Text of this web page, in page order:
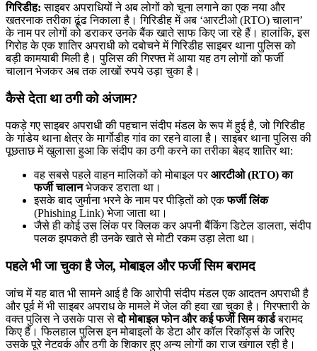
गिरिडीह: साइबर अपराधियों ने अब लोगों को चूना लगाने का एक नया और
खतरनाक तरीका ढूंढ निकाला है। गिरिडीह में अब ‘आरटीओ (RTO) चालान’
के नाम पर लोगों को डराकर उनके बैंक खाते साफ किए जा रहे हैं। हालांकि, इस
गिरोह के एक शातिर अपराधी को दबोचने में गिरिडीह साइबर थाना पुलिस को
बड़ी कामयाबी मिली है। पुलिस की गिरफ्त में आया यह ठग लोगों को फर्जी
चालान भेजकर अब तक लाखों रुपये उड़ा चुका है।
कैसे देता था ठगी को अंजाम?
पकड़े गए साइबर अपराधी की पहचान संदीप मंडल के रूप में हुई है, जो गिरिडीह
के गांडेय थाना क्षेत्र के मार्गोडीह गांव का रहने वाला है। साइबर थाना पुलिस की
पूछताछ में खुलासा हुआ कि संदीप का ठगी करने का तरीका बेहद शातिर था:
वह सबसे पहले वाहन मालिकों को मोबाइल परआरटीओ (RTO) का
फर्जी चालानभेजकर डराता था।
इसके बाद जुर्माना भरने के नाम पर पीड़ितों को एकफर्जी लिंक
(Phishing Link) भेजा जाता था।
जैसे ही कोई उस लिंक पर क्लिक कर अपनी बैंकिंग डिटेल डालता, संदीप
पलक झपकते ही उनके खाते से मोटी रकम उड़ा लेता था।
पहले भी जा चुका है जेल, मोबाइल और फर्जी सिम बरामद
जांच में यह बात भी सामने आई है कि आरोपी संदीप मंडल एक आदतन अपराधी है
और पूर्व में भी साइबर अपराध के मामले में जेल की हवा खा चुका है। गिरफ्तारी के
वक्त पुलिस ने उसके पास सेदो मोबाइल फोन और कई फर्जी सिम कार्डबरामद
किए हैं। फिलहाल पुलिस इन मोबाइलों के डेटा और कॉल रिकॉर्ड्स के जरिए
उसके पूरे नेटवर्क और ठगी के शिकार हुए अन्य लोगों का राज खंगाल रही है।